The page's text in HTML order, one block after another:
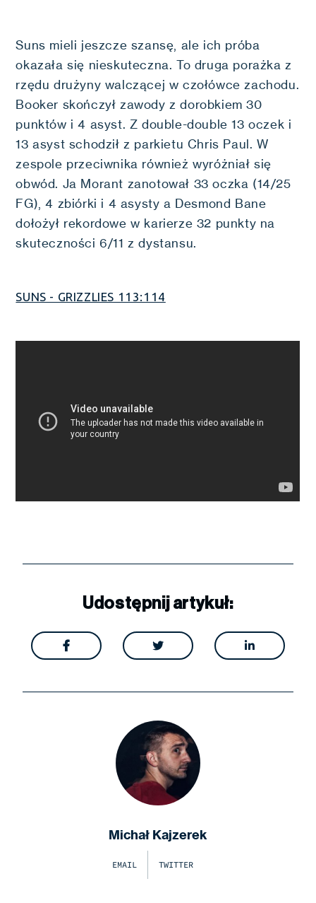
Suns mieli jeszcze szansę, ale ich próba
okazała się nieskuteczna. To druga porażka z
rzędu drużyny walczącej w czołówce zachodu.
Booker skończył zawody z dorobkiem 30
punktów i 4 asyst. Z double-double 13 oczek i
13 asyst schodził z parkietu Chris Paul. W
zespole przeciwnika również wyróżniał się
obwód. Ja Morant zanotował 33 oczka (14/25
FG), 4 zbiórki i 4 asysty a Desmond Bane
dołożył rekordowe w karierze 32 punkty na
skuteczności 6/11 z dystansu.
SUNS - GRIZZLIES 113:114
Udostępnij artykuł:
  
Michał Kajzerek
EMAIL TWITTER